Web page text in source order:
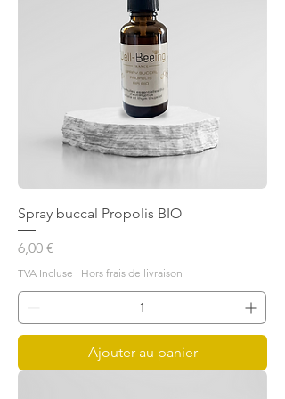
Spray buccal Propolis BIO
Prix
6,00 €
TVA Incluse | Hors frais de livraison
Ajouter au panier